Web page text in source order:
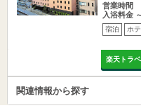
営業時間
入浴料金 ～
宿泊 ホ
楽天トラ
関連情報から探す